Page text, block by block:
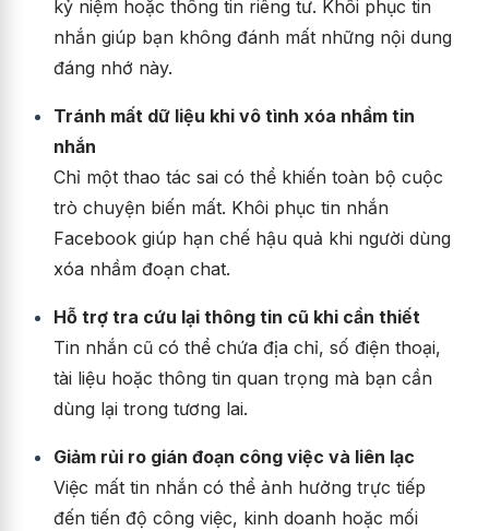
kỷ niệm hoặc thông tin riêng tư. Khôi phục tin
nhắn giúp bạn không đánh mất những nội dung
đáng nhớ này.
Tránh mất dữ liệu khi vô tình xóa nhầm tin
nhắn
Chỉ một thao tác sai có thể khiến toàn bộ cuộc
trò chuyện biến mất. Khôi phục tin nhắn
Facebook giúp hạn chế hậu quả khi người dùng
xóa nhầm đoạn chat.
Hỗ trợ tra cứu lại thông tin cũ khi cần thiết
Tin nhắn cũ có thể chứa địa chỉ, số điện thoại,
tài liệu hoặc thông tin quan trọng mà bạn cần
dùng lại trong tương lai.
Giảm rủi ro gián đoạn công việc và liên lạc
Việc mất tin nhắn có thể ảnh hưởng trực tiếp
đến tiến độ công việc, kinh doanh hoặc mối